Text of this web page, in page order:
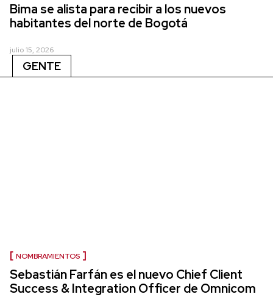
Bima se alista para recibir a los nuevos
habitantes del norte de Bogotá
julio 15, 2026
GENTE
NOMBRAMIENTOS
Sebastián Farfán es el nuevo Chief Client
Success & Integration Officer de Omnicom